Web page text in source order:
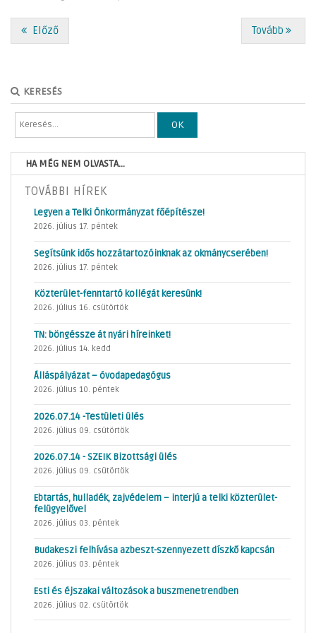
Előző Tovább
KERESÉS
OK
HA MÉG NEM OLVASTA...
TOVÁBBI HÍREK
Legyen a Telki Önkormányzat főépítésze!
2026. július 17. péntek
Segítsünk idős hozzátartozóinknak az okmánycserében!
2026. július 17. péntek
Közterület-fenntartó kollégát keresünk!
2026. július 16. csütörtök
TN: böngéssze át nyári híreinket!
2026. július 14. kedd
Álláspályázat – óvodapedagógus
2026. július 10. péntek
2026.07.14 -Testületi ülés
2026. július 09. csütörtök
2026.07.14 - SZEIK Bizottsági ülés
2026. július 09. csütörtök
Ebtartás, hulladék, zajvédelem – interjú a telki közterület-
felügyelővel
2026. július 03. péntek
Budakeszi felhívása azbeszt-szennyezett díszkő kapcsán
2026. július 03. péntek
Esti és éjszakai változások a buszmenetrendben
2026. július 02. csütörtök